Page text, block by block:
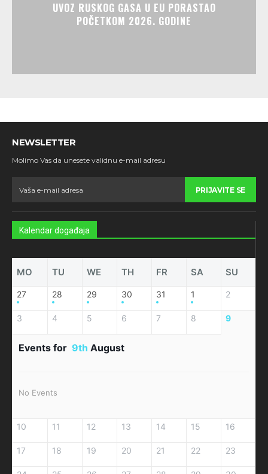
UVOZ RUSKOG GASA U EU PORASTAO
POČETKOM 2026. GODINE
NEWSLETTER
Molimo Vas da unesete validnu e-mail adresu
PRIJAVITE SE
Kalendar događaja
MO TU WE TH FR SA SU
27 28 29 30 31 1 2
3 4 5 6 7 8 9
Events for 9th August
No Events
10 11 12 13 14 15 16
17 18 19 20 21 22 23